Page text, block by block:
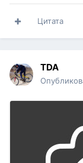
Цитата
TDA